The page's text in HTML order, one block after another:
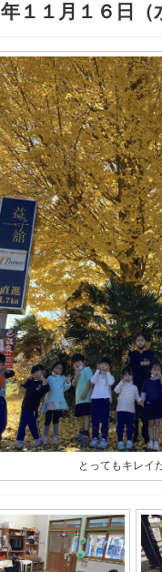
１１月１６日（
とってもキレイ